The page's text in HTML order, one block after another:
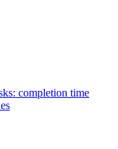
completion time